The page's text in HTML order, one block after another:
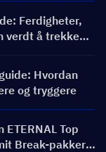
Ferdigheter,
verdt å trekke
Hvordan
og tryggere
ETERNAL Top
Break-pakker,